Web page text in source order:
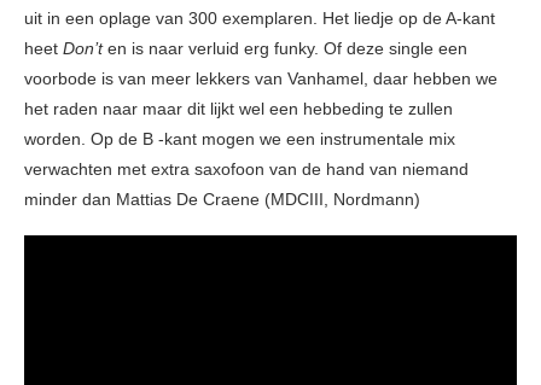
uit in een oplage van 300 exemplaren. Het liedje op de A-kant
heet Don’ten is naar verluid erg funky. Of deze single een
voorbode is van meer lekkers van Vanhamel, daar hebben we
het raden naar maar dit lijkt wel een hebbeding te zullen
worden. Op de B -kant mogen we een instrumentale mix
verwachten met extra saxofoon van de hand van niemand
minder dan Mattias De Craene (MDCIII, Nordmann)